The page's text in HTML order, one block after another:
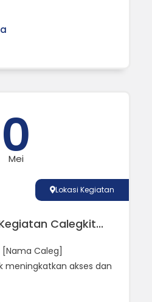
Mei
0
Lokasi Kegiatan
Calegkit...
Caleg]
akses dan